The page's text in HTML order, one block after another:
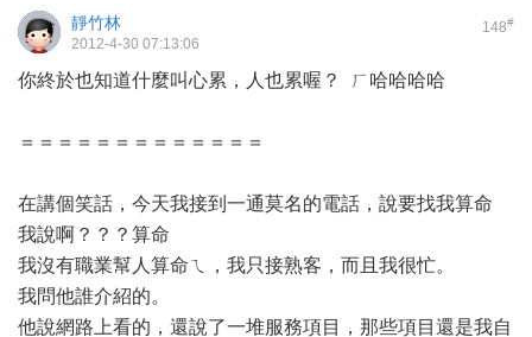
148#
靜竹林
2012-4-30 07:13:06
你終於也知道什麼叫心累，人也累喔？ ㄏ哈哈哈哈
＝＝＝＝＝＝＝＝＝＝＝＝＝
在講個笑話，今天我接到一通莫名的電話，說要找我算命
我說啊？？？算命
我沒有職業幫人算命ㄟ，我只接熟客，而且我很忙。
我問他誰介紹的。
他說網路上看的，還說了一堆服務項目，那些項目還是我自